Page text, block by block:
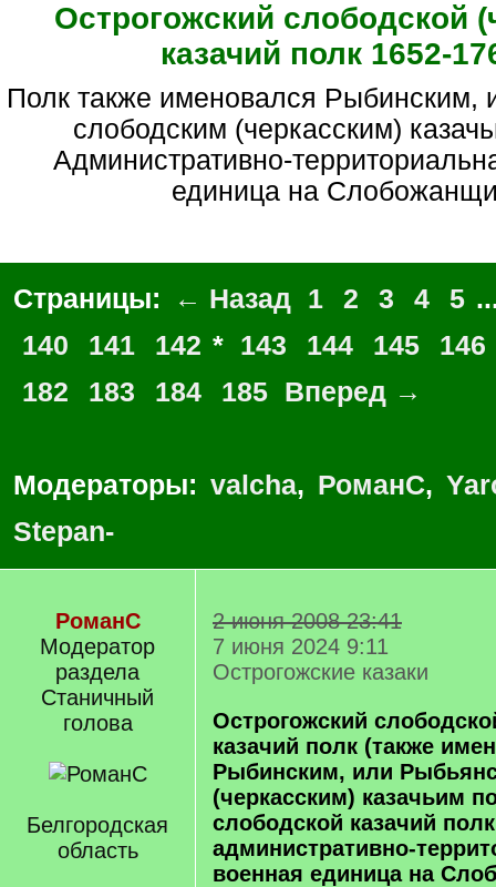
Острогожский слободской
казачий полк 1652-
Полк также именовался Рыбинским, или Рыбьянским
слободским (черкасским)
Административно-
единица на
Страницы: ← Назад 1 2 3 4 5
140
141 142 * 143 144 145 146
182
183 184 185 Вперед →
Модераторы: valcha, РоманС,
Stepan-
РоманС
Модератор
раздела
Станичный
голова
Белгородская
область
2 июня 2008 23:41
7 июня 2024 9:11
Острогожские казаки
Острогожский
казачий полк (также
Рыбинским, или
(черкасским) казачьим
слободской казачий
административно-
военная единица на